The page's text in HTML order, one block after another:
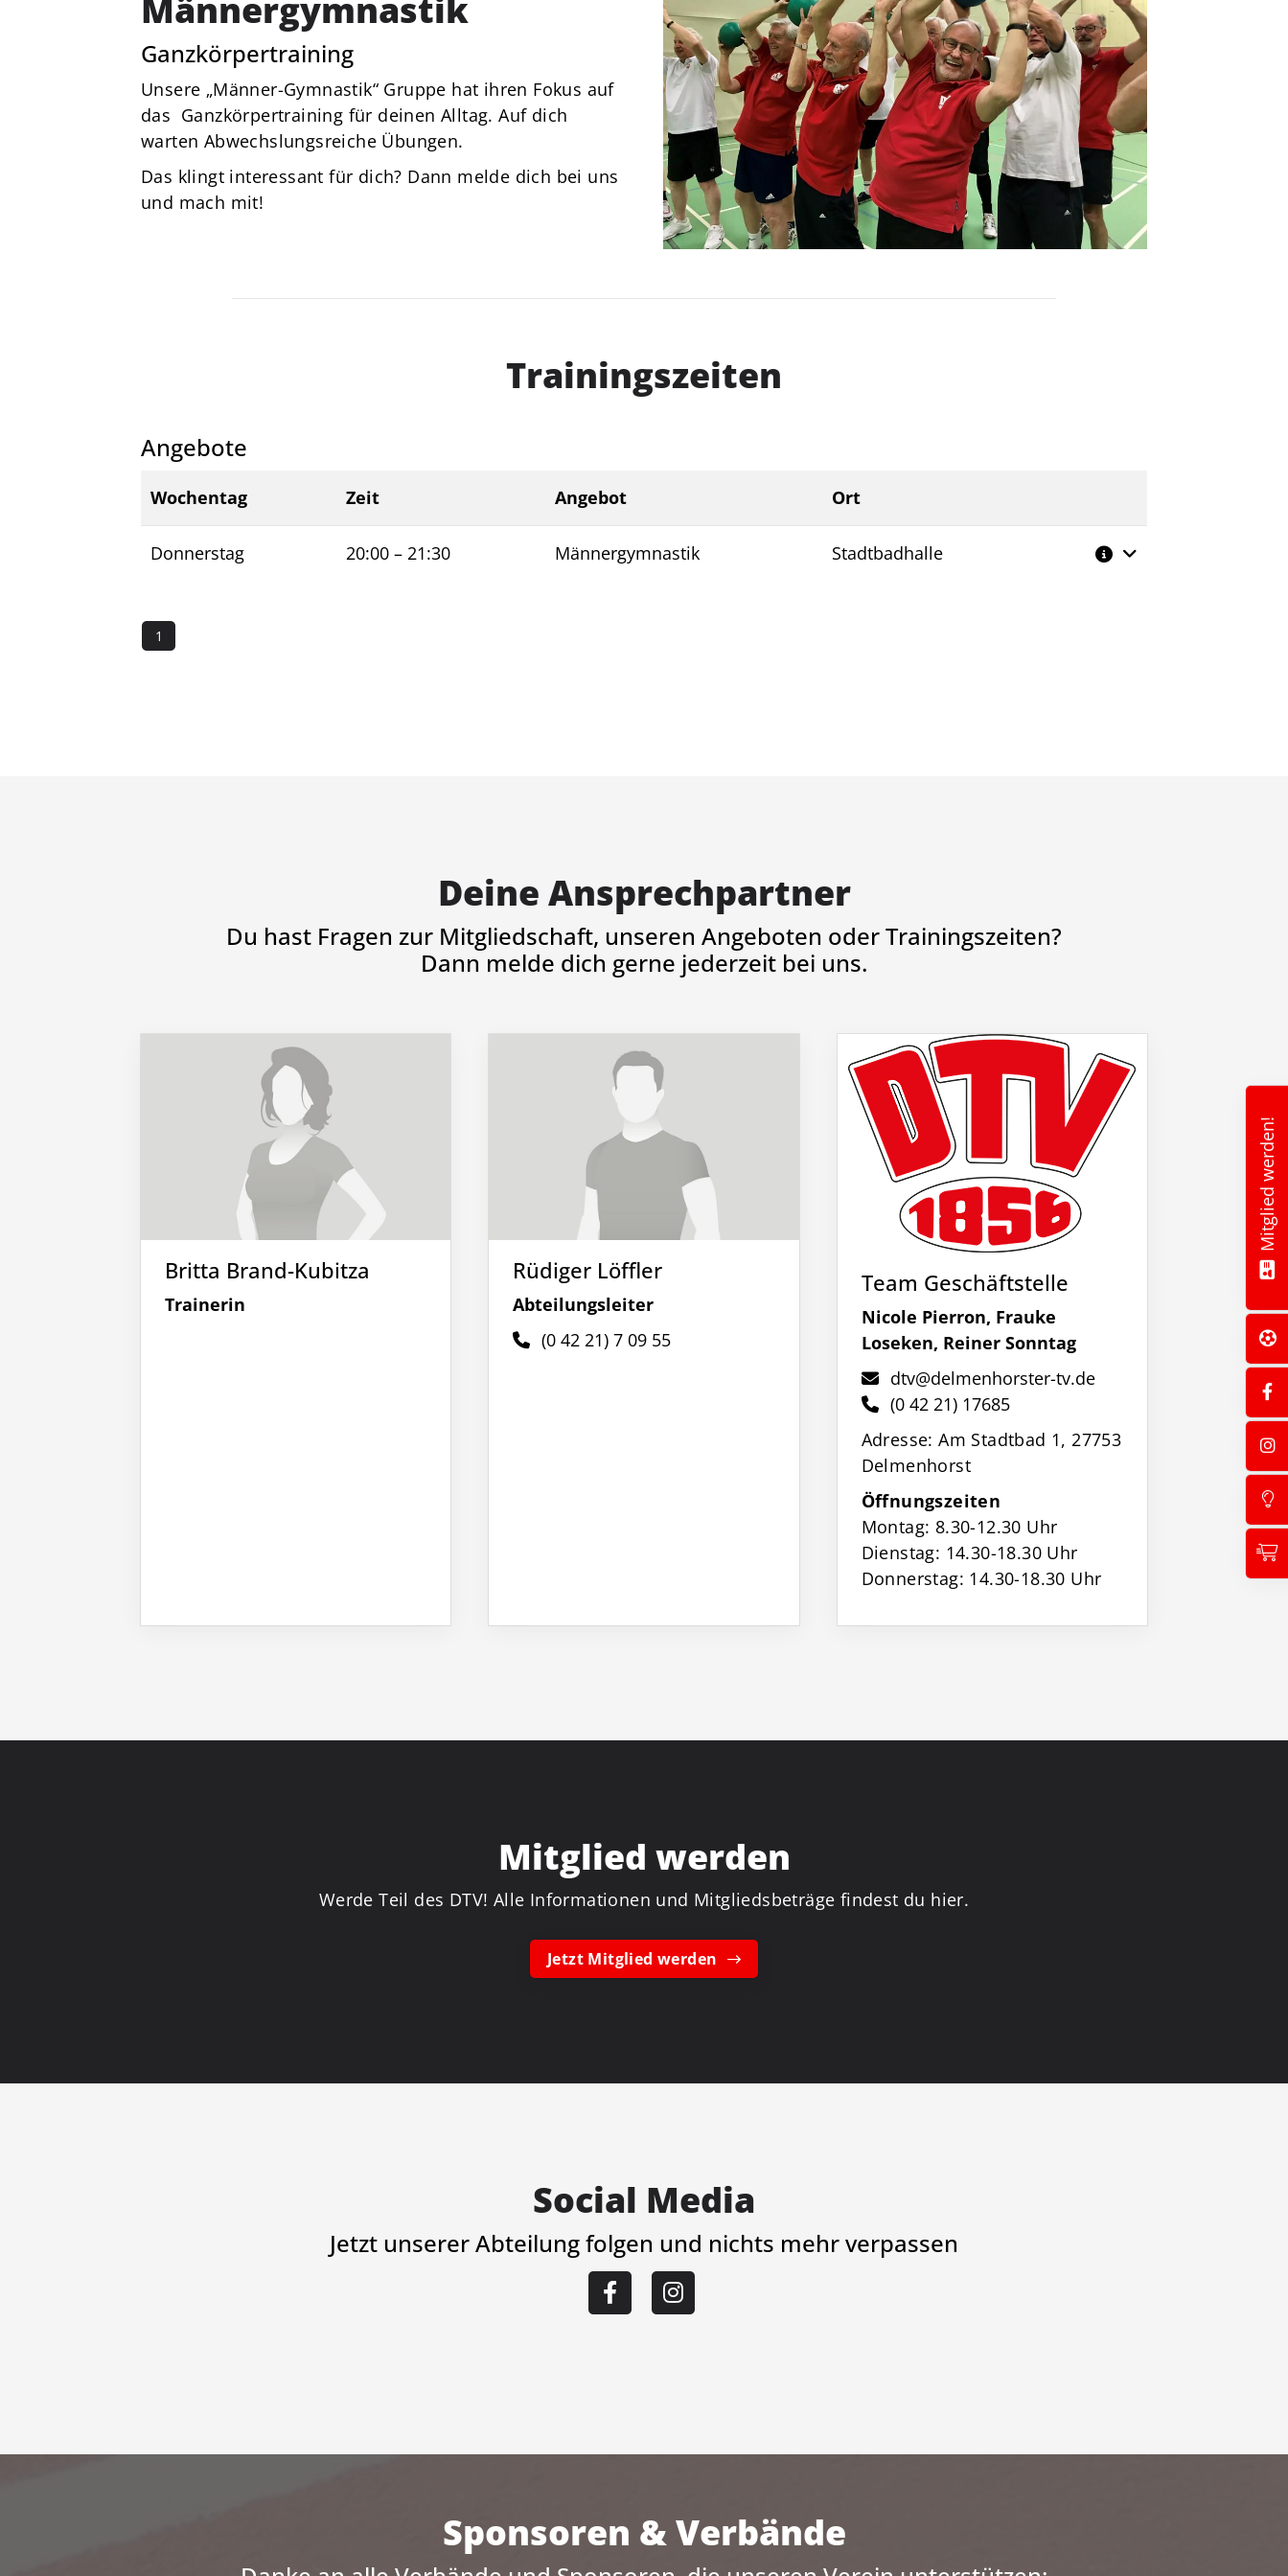
Männergymnastik
Ganzkörpertraining
Unsere „Männer-Gymnastik“ Gruppe hat ihren Fokus auf
das Ganzkörpertraining für deinen Alltag. Auf dich
warten Abwechslungsreiche Übungen.
Das klingt interessant für dich? Dann melde dich bei uns
und mach mit!
Trainingszeiten
Angebote
Wochentag Zeit Angebot
Ort
Weitere Informationen
Donnerstag
20:00 – 21:30 Männergymnastik Stadtbadhalle
1
Deine Ansprechpartner
Du hast Fragen zur Mitgliedschaft, unseren Angeboten oder Trainingszeiten?
Dann melde dich gerne jederzeit bei uns.
Britta Brand-Kubitza
Trainerin
Rüdiger Löffler
Abteilungsleiter
(0 42 21) 7 09 55
Team Geschäftstelle
Nicole Pierron, Frauke
Loseken, Reiner Sonntag
dtv@delmenhorster-tv.de
(0 42 21) 17685
Adresse: Am Stadtbad 1, 27753
Delmenhorst
Öffnungszeiten
Montag: 8.30-12.30 Uhr
Dienstag: 14.30-18.30 Uhr
Donnerstag: 14.30-18.30 Uhr
Mitglied werden
Werde Teil des DTV! Alle Informationen und Mitgliedsbeträge findest du hier.
Jetzt Mitglied werden
Social Media
Jetzt unserer Abteilung folgen und nichts mehr verpassen
Sponsoren & Verbände
Mitglied werden!
27753 Delmenhorst
04221-17685
dtv@delmenhorster-tv.de
Sportsuche
Abteilungen
DTVital